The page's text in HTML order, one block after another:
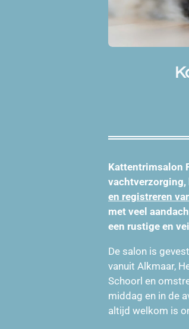
Kattentrimsalon
vachtverzorging,
en registreren
met veel
een rustige en
De salon is
vanuit Alkmaar,
Schoorl en
middag en in de
altijd welkom is